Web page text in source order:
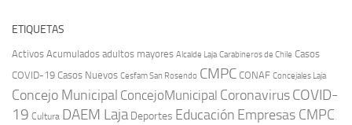
ETIQUETAS
Activos Acumulados adultos mayores Alcalde Laja Carabineros de Chile Casos
COVID-19 Casos Nuevos Cesfam San Rosendo CMPC CONAF Concejales Laja
Concejo Municipal ConcejoMunicipal CoronavirusCOVID-
19 Cultura DAEM Laja Deportes Educación Empresas CMPC